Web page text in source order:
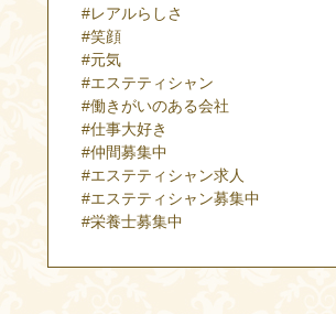
#レアルらしさ
#笑顔
#元気
#エステティシャン
#働きがいのある会社
#仕事大好き
#仲間募集中
#エステティシャン求人
#エステティシャン募集中
#栄養士募集中